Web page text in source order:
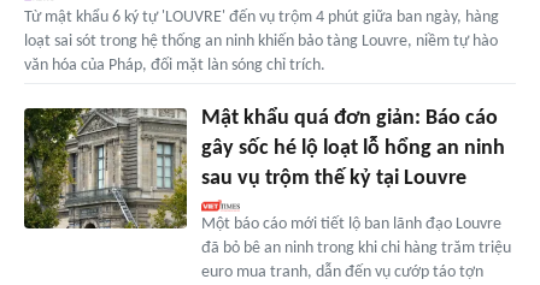
Từ mật khẩu 6 ký tự 'LOUVRE' đến vụ trộm 4 phút giữa ban ngày, hàng
loạt sai sót trong hệ thống an ninh khiến bảo tàng Louvre, niềm tự hào
văn hóa của Pháp, đối mặt làn sóng chỉ trích.
Mật khẩu quá đơn giản: Báo cáo
gây sốc hé lộ loạt lỗ hổng an ninh
sau vụ trộm thế kỷ tại Louvre
Một báo cáo mới tiết lộ ban lãnh đạo Louvre
đã bỏ bê an ninh trong khi chi hàng trăm triệu
euro mua tranh, dẫn đến vụ cướp táo tợn